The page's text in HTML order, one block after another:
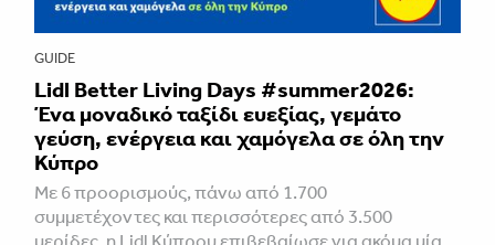
GUIDE
Lidl Better Living Days #summer2026:
Ένα μοναδικό ταξίδι ευεξίας, γεμάτο
γεύση, ενέργεια και χαμόγελα σε όλη την
Κύπρο
Με 6 προορισμούς, πάνω από 1.700
συμμετέχοντες και περισσότερες από 3.500